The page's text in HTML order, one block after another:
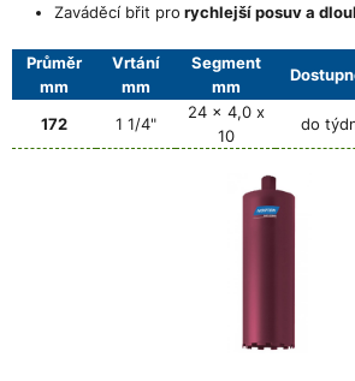
Zaváděcí břit pro rychlejší posuva
Průměr
mm
Vrtání
mm
Segment
mm
172
1 1/4"
24 x 4,0 x
10
do